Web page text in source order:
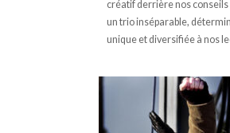
créatif derrière nos
un trio inséparable,
unique et diversifiée à nos